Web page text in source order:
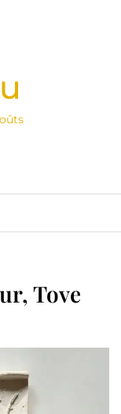
Tove